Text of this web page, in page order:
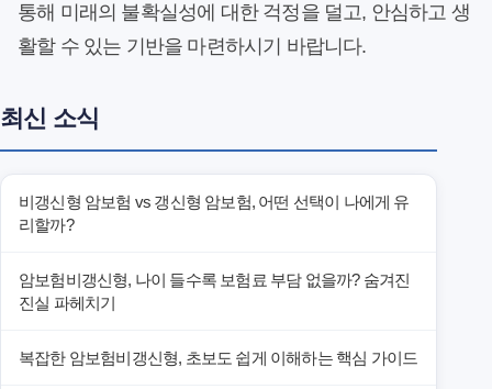
통해 미래의 불확실성에 대한 걱정을 덜고, 안심하고 생
활할 수 있는 기반을 마련하시기 바랍니다.
최신 소식
비갱신형 암보험 vs 갱신형 암보험, 어떤 선택이 나에게 유
리할까?
암보험비갱신형, 나이 들수록 보험료 부담 없을까? 숨겨진
진실 파헤치기
복잡한 암보험비갱신형, 초보도 쉽게 이해하는 핵심 가이드